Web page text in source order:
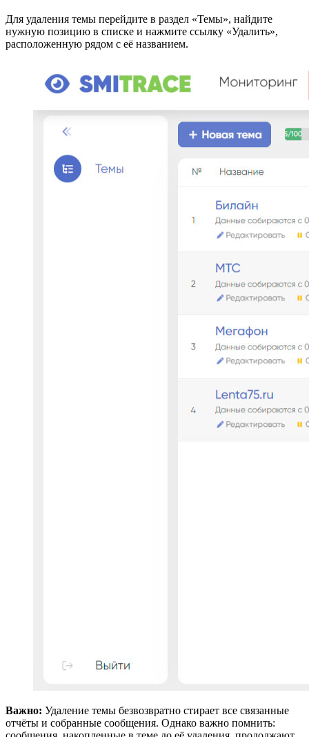
Для удаления темы перейдите в раздел «Темы», найдите
нужную позицию в списке и нажмите ссылку «Удалить»,
расположенную рядом с её названием.
Важно: Удаление темы безвозвратно стирает все связанные
отчёты и собранные сообщения. Однако важно помнить: